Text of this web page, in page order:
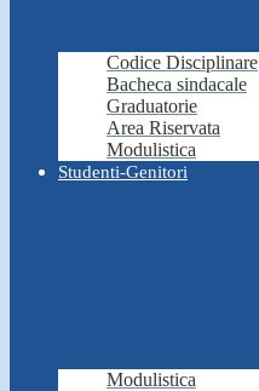
Codice Disciplinare
Bacheca sindacale
Graduatorie
Area Riservata
Modulistica
Studenti-Genitori
Modulistica